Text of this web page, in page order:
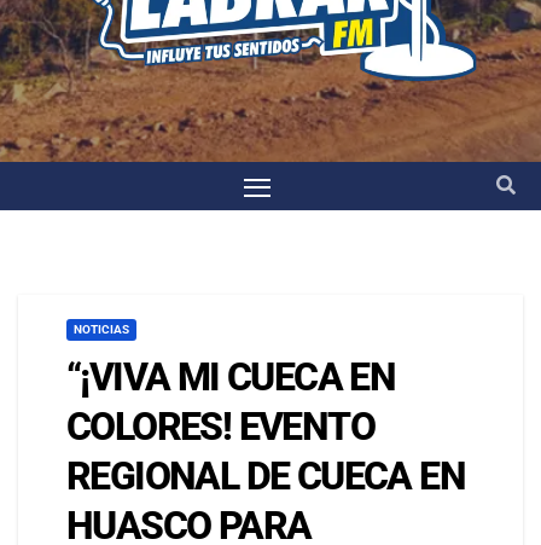
NOTICIAS
“¡VIVA MI CUECA EN
COLORES! EVENTO
REGIONAL DE CUECA EN
HUASCO PARA